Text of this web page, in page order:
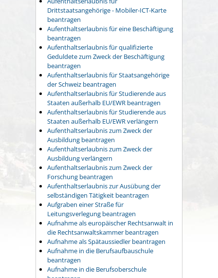
Drittstaatsangehörige - Mobiler-ICT-Karte
beantragen
Aufenthaltserlaubnis für eine Beschäftigung
beantragen
Aufenthaltserlaubnis für qualifizierte
Geduldete zum Zweck der Beschäftigung
beantragen
Aufenthaltserlaubnis für Staatsangehörige
der Schweiz beantragen
Aufenthaltserlaubnis für Studierende aus
Staaten außerhalb EU/EWR beantragen
Aufenthaltserlaubnis für Studierende aus
Staaten außerhalb EU/EWR verlängern
Aufenthaltserlaubnis zum Zweck der
Ausbildung beantragen
Aufenthaltserlaubnis zum Zweck der
Ausbildung verlängern
Aufenthaltserlaubnis zum Zweck der
Forschung beantragen
Aufenthaltserlaubnis zur Ausübung der
selbständigen Tätigkeit beantragen
Aufgraben einer Straße für
Leitungsverlegung beantragen
Aufnahme als europäischer Rechtsanwalt in
die Rechtsanwaltskammer beantragen
Aufnahme als Spätaussiedler beantragen
Aufnahme in die Berufsaufbauschule
beantragen
Aufnahme in die Berufsoberschule